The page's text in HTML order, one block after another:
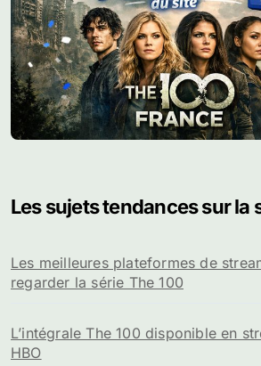
Les sujets tendances sur la
Les meilleures plateformes de
regarder la série The 100
L’intégrale The 100 disponible en
HBO